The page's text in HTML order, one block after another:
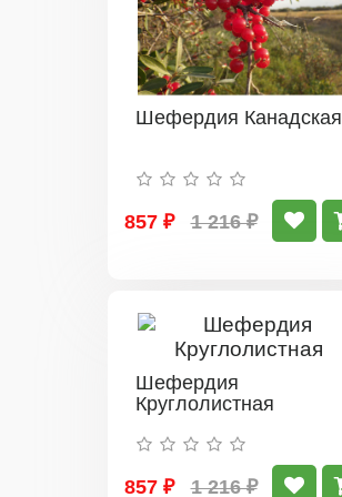
Шефердия Канадская
857 ₽ 1 216 ₽
Шефердия
Круглолистная
857 ₽ 1 216 ₽